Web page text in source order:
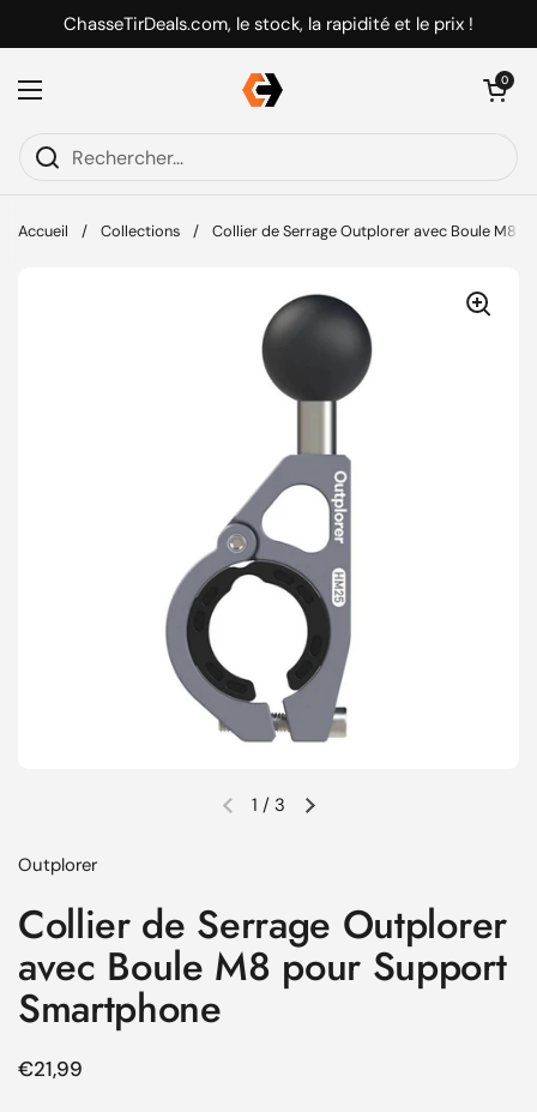
Passer au contenu
ChasseTirDeals.com, le stock, la rapidité et le prix !
Ouvrir le menu
Ouvrir le
0
Accueil / Collections / Collier de Serrage Outplorer avec Boule M8
Diapositive précédente
Diapositive suivante
1 / 3
Outplorer
Collier de Serrage Outplorer
avec Boule M8 pour Support
Smartphone
Prix régulier
€21,99